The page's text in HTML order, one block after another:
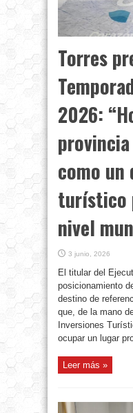
Torres
2026:
como un
turístico
nivel
3 junio, 2026
El titular del
posicionamiento
destino de
que, de la mano
Inversiones
ocupar un lugar
Leer más »